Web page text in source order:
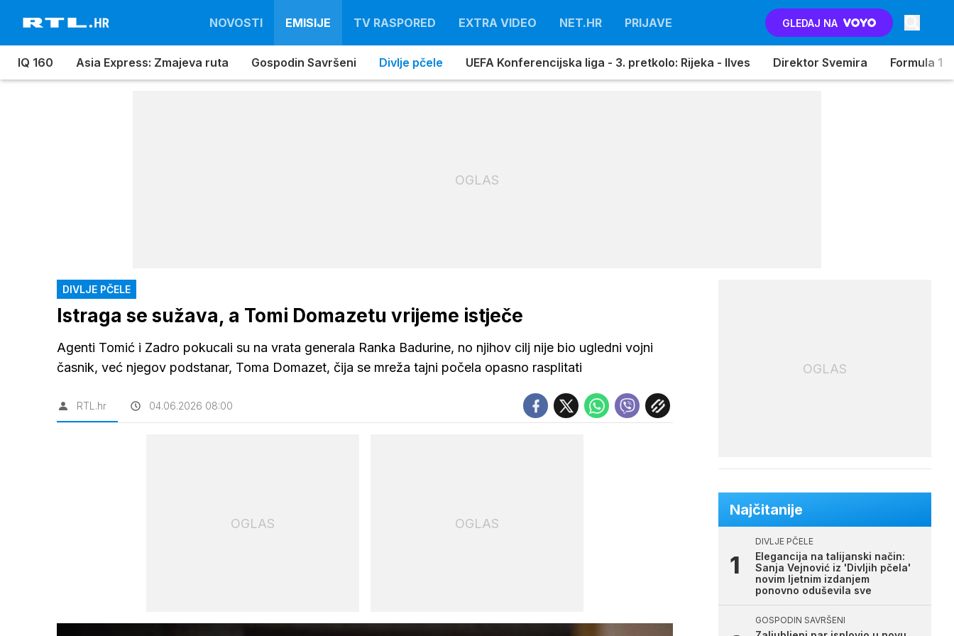
NOVOSTI EMISIJE TV RASPORED EXTRA VIDEO NET.HR PRIJAVE GLEDAJ NA
IQ 160 Asia Express: Zmajeva ruta Gospodin Savršeni Divlje pčele UEFA Konferencijska liga - 3. pretkolo: Rijeka - Ilves Direktor Svemira Formula 1
OGLAS
DIVLJE PČELE
Istraga se sužava, a Tomi Domazetu vrijeme istječe
Agenti Tomić i Zadro pokucali su na vrata generala Ranka Badurine, no njihov cilj nije bio ugledni vojni
časnik, već njegov podstanar, Toma Domazet, čija se mreža tajni počela opasno rasplitati
RTL.hr 04.06.2026 08:00
OGLAS OGLAS
OGLAS
Najčitanije
DIVLJE PČELE
Elegancija na talijanski način:
Sanja Vejnović iz 'Divljih pčela'
novim ljetnim izdanjem
ponovno oduševila sve
GOSPODIN SAVRŠENI